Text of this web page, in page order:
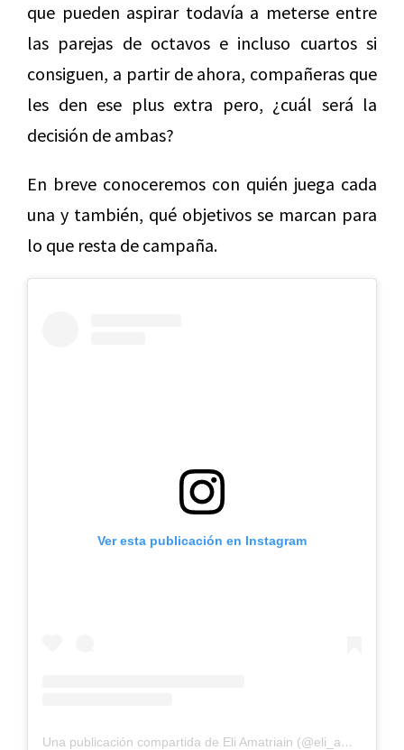
que pueden aspirar todavía a meterse entre
las parejas de octavos e incluso cuartos si
consiguen, a partir de ahora, compañeras que
les den ese plus extra pero, ¿cuál será la
decisión de ambas?
En breve conoceremos con quién juega cada
una y también, qué objetivos se marcan para
lo que resta de campaña.
Ver esta publicación en Instagram
Una publicación compartida de Eli Amatriain (@eli_amatriain)